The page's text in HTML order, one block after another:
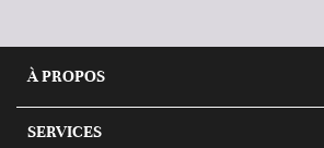
À PROPOS
SERVICES